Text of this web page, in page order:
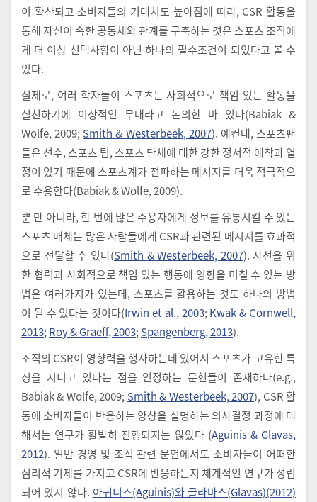
이 확산되고 소비자들의 기대치도 높아짐에 따라, CSR 활동을
통해 자신이 속한 공동체와 관계를 구축하는 것은 스포츠 조직에
게 더 이상 선택사항이 아닌 하나의 필수조건이 되었다고 볼 수
있다.
실제로, 여러 학자들이 스포츠는 사회적으로 책임 있는 활동을
실천하기에 이상적인 무대라고 논의한 바 있다(Babiak &
Wolfe, 2009; Smith & Westerbeek, 2007). 예컨대, 스포츠팬
들은 선수, 스포츠 팀, 스포츠 단체에 대한 강한 정서적 애착과 열
정이 있기 때문에 스포츠계가 전파하는 메시지를 더욱 적극적으
로 수용한다(Babiak & Wolfe, 2009).
뿐 만 아니라, 한 번에 많은 수용자에게 정보를 유통시킬 수 있는
스포츠 매체는 많은 사람들에게 CSR과 관련된 메시지를 효과적
으로 전달할 수 있다(Smith & Westerbeek, 2007). 자선을 위
한 협력과 사회적으로 책임 있는 행동에 영향을 미칠 수 있는 방
법은 여러가지가 있는데, 스포츠를 활용하는 것도 하나의 방법
이 될 수 있다는 것이다(Irwin et al., 2003; Kwak & Cornwell,
2013; Roy & Graeff, 2003; Spangenberg, 2013).
조직의 CSR이 영향력을 행사하는데 있어서 스포츠가 고유한 특
징을 지니고 있다는 점을 인정하는 문헌들이 존재하나(e.g.,
Babiak & Wolfe, 2009; Smith & Westerbeek, 2007), CSR 활
동에 소비자들이 반응하는 양상을 설명하는 의사결정 과정에 대
해서는 연구가 활발히 진행되지는 않았다 (Aguinis & Glavas,
2012). 일반 경영 및 조직 관련 문헌에서도 소비자들이 어떠한
심리적 기제를 가지고 CSR에 반응하는지 체계적인 연구가 성립
되어 있지 않다. 아귀니스(Aguinis)와 글라바스(Glavas)(2012)